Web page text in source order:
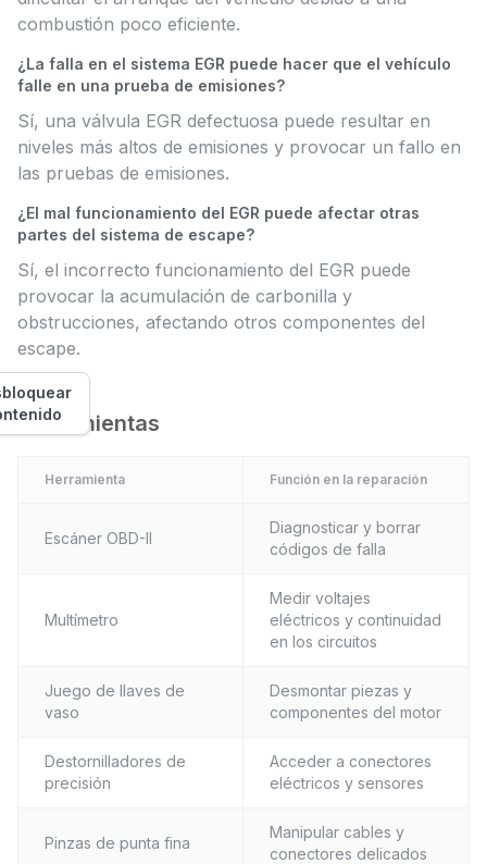
combustión poco eficiente.
¿La falla en el sistema EGR puede hacer que el vehículo
falle en una prueba de emisiones?
Sí, una válvula EGR defectuosa puede resultar en
niveles más altos de emisiones y provocar un fallo en
las pruebas de emisiones.
¿El mal funcionamiento del EGR puede afectar otras
partes del sistema de escape?
Sí, el incorrecto funcionamiento del EGR puede
provocar la acumulación de carbonilla y
obstrucciones, afectando otros componentes del
escape.
Herramientas
Herramienta Función en la reparación
Escáner OBD-II
Diagnosticar y borrar
códigos de falla
Multímetro
Medir voltajes
eléctricos y continuidad
en los circuitos
Juego de llaves de
vaso
Desmontar piezas y
componentes del motor
Destornilladores de
precisión
Acceder a conectores
eléctricos y sensores
Pinzas de punta fina
Manipular cables y
conectores delicados